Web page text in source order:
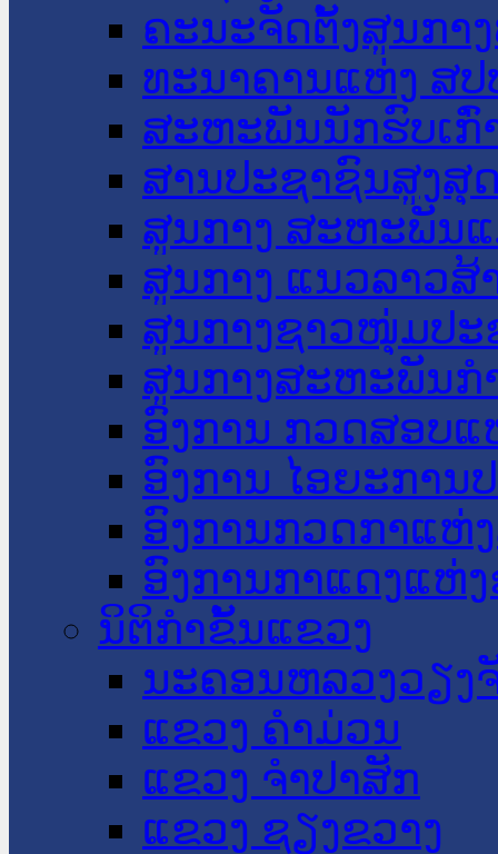
ຄະນະຈັດຕັ້ງສູນກາ
ທະນາຄານແຫ່ງ ສປ
ສະຫະພັນນັກຮົບເກົ່
ສານປະຊາຊົນສູງສຸ
ສູນກາງ ສະຫະພັນ
ສູນກາງ ແນວລາວສ້
ສູນກາງຊາວໜຸ່ມປະ
ສູນກາງສະຫະພັນກ
ອົງການ ກວດສອບແ
ອົງການ ໄອຍະການ
ອົງການກວດກາແຫ່
ອົງການກາແດງແຫ່
ນິຕິກໍາຂັ້ນແຂວງ
ນະ​ຄອນ​ຫລວງວຽງ
ແຂວງ ຄໍາມ່ວນ
ແຂວງ ຈໍາປາສັກ
ແຂວງ ຊຽງຂວາງ